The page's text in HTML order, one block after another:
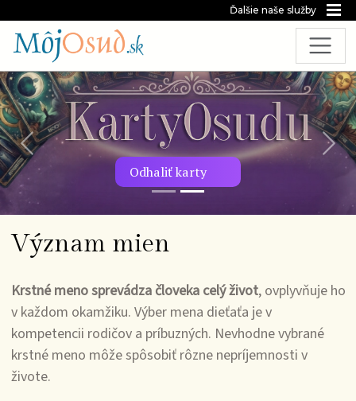
Ďalšie naše služby
Odhaliť karty
Predchádzajúca snímka
Význam mien
Krstné meno sprevádza človeka celý život, ovplyvňuje ho
v každom okamžiku. Výber mena dieťaťa je v
kompetencii rodičov a príbuzných. Nevhodne vybrané
krstné meno môže spôsobiť rôzne nepríjemnosti v
živote.